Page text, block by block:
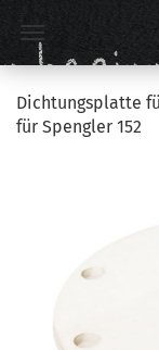
Dichtungsplatte
für Spengler 152